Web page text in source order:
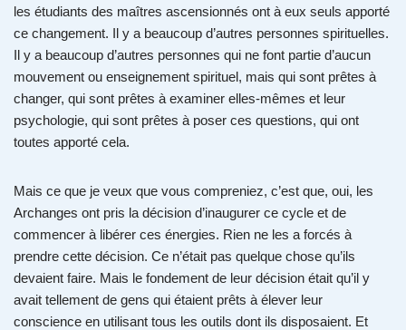
les étudiants des maîtres ascensionnés ont à eux seuls apporté
ce changement. Il y a beaucoup d’autres personnes spirituelles.
Il y a beaucoup d’autres personnes qui ne font partie d’aucun
mouvement ou enseignement spirituel, mais qui sont prêtes à
changer, qui sont prêtes à examiner elles-mêmes et leur
psychologie, qui sont prêtes à poser ces questions, qui ont
toutes apporté cela.
Mais ce que je veux que vous compreniez, c’est que, oui, les
Archanges ont pris la décision d’inaugurer ce cycle et de
commencer à libérer ces énergies. Rien ne les a forcés à
prendre cette décision. Ce n’était pas quelque chose qu’ils
devaient faire. Mais le fondement de leur décision était qu’il y
avait tellement de gens qui étaient prêts à élever leur
conscience en utilisant tous les outils dont ils disposaient. Et